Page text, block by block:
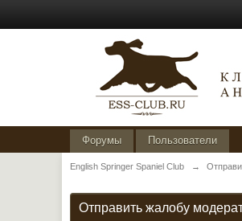
Форумы Пользователи
English Springer Spaniel Club →
Отправить жалобу